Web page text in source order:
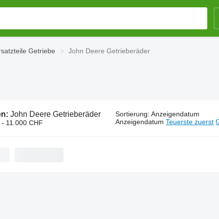
Getriebe John Deere Getrieberäder
John Deere Getrieberäder
11.000 CHF
Sortierung: Anzeigendatum
Anzeigendatum Teuerste zuerst